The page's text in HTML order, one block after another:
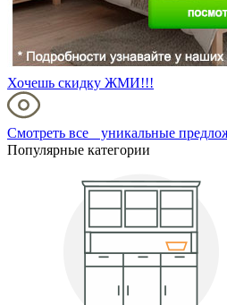
Хочешь скидку ЖМИ!!!
Смотреть все уникальные
Популярные категории